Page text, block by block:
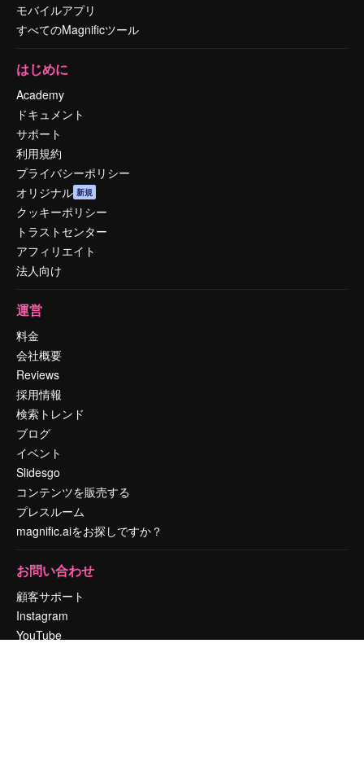
モバイルアプリ
すべてのMagnificツール
はじめに
Academy
ドキュメント
サポート
利用規約
プライバシーポリシー
オリジナル 新規
クッキーポリシー
トラストセンター
アフィリエイト
法人向け
運営
料金
会社概要
Reviews
採用情報
検索トレンド
ブログ
イベント
Slidesgo
コンテンツを販売する
プレスルーム
magnific.aiをお探しですか？
お問い合わせ
顧客サポート
Instagram
YouTube